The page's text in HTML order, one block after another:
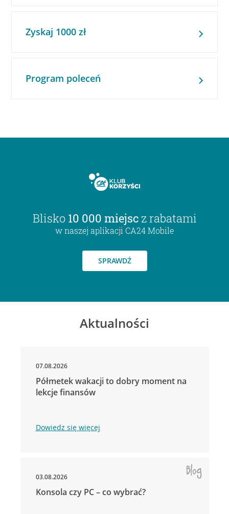
Zyskaj 1000 zł
Program poleceń
Blisko 10 000 miejsc z rabatami
w naszej aplikacji CA24 Mobile
SPRAWDŹ
Aktualności
07.08.2026
Półmetek wakacji to dobry moment na
lekcje finansów
Dowiedz się więcej
03.08.2026
Konsola czy PC – co wybrać?